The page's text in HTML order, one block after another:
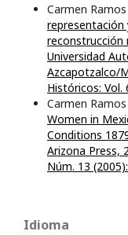
Carmen
representación
reconstrucción
Universidad
Azcapotzalco/
Históricos: Vol.
Carmen
Women in
Conditions
Arizona Press,
Núm. 13
Idioma